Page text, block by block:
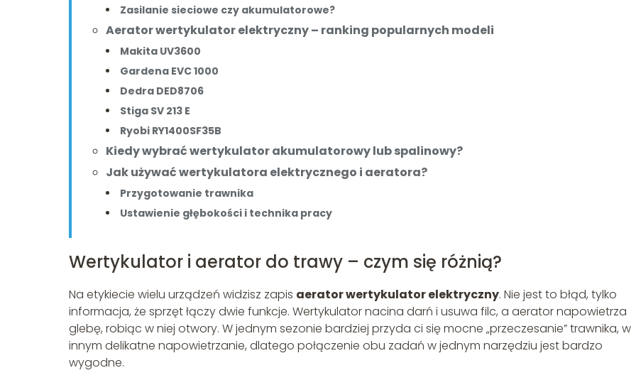
Zasilanie sieciowe czy akumulatorowe?
Aerator wertykulator elektryczny – ranking popularnych modeli
Makita UV3600
Gardena EVC 1000
Dedra DED8706
Stiga SV 213 E
Ryobi RY1400SF35B
Kiedy wybrać wertykulator akumulatorowy lub spalinowy?
Jak używać wertykulatora elektrycznego i aeratora?
Przygotowanie trawnika
Ustawienie głębokości i technika pracy
Wertykulator i aerator do trawy – czym się różnią?
Na etykiecie wielu urządzeń widzisz zapis aerator wertykulator elektryczny. Nie jest to błąd, tylko
informacja, że sprzęt łączy dwie funkcje. Wertykulator nacina darń i usuwa filc, a aerator napowietrza
glebę, robiąc w niej otwory. W jednym sezonie bardziej przyda ci się mocne „przeczesanie” trawnika, w
innym delikatne napowietrzanie, dlatego połączenie obu zadań w jednym narzędziu jest bardzo
wygodne.